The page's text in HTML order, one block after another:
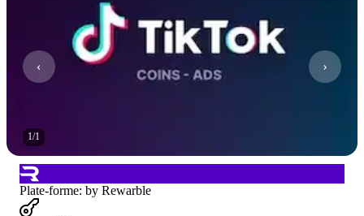
1/1
Plate-forme: by Rewarble